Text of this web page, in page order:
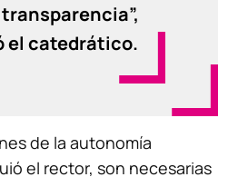
el catedrático.
de la autonomía
el rector, son necesarias